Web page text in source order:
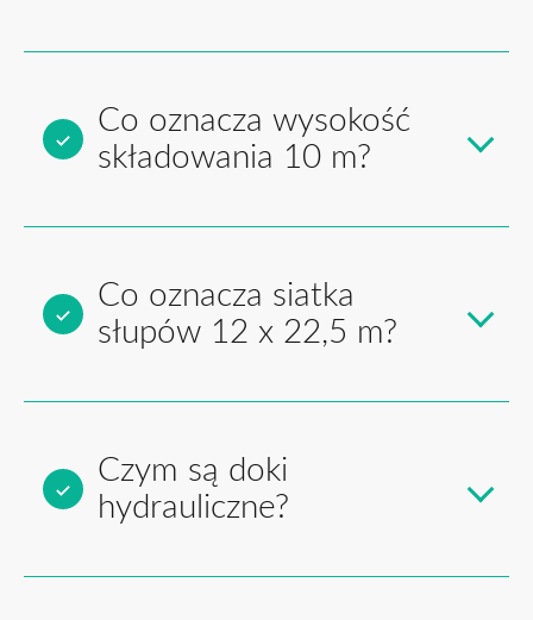
Co oznacza wysokość
składowania 10 m?
Co oznacza siatka
słupów 12 x 22,5 m?
Czym są doki
hydrauliczne?